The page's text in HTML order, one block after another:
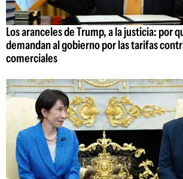
Los aranceles de Trump, a la justicia: por
demandan al gobierno por las tarifas
comerciales